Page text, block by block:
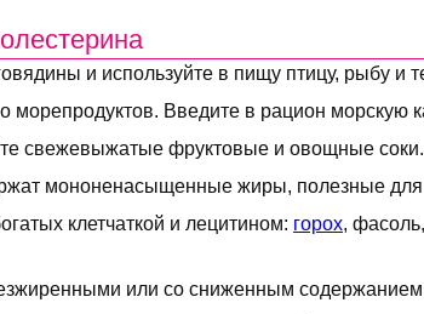
и используйте в пищу птицу, рыбу и
морепродуктов. Введите в рацион морскую
свежевыжатые фруктовые и овощные соки.
мононенасыщенные жиры, полезные для
клетчаткой и лецитином: горох,
или со сниженным